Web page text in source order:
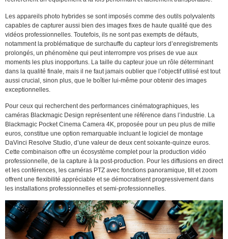
Les appareils photo hybrides se sont imposés comme des outils polyvalents
capables de capturer aussi bien des images fixes de haute qualité que des
vidéos professionnelles. Toutefois, ils ne sont pas exempts de défauts,
notamment la problématique de surchauffe du capteur lors d’enregistrements
prolongés, un phénomène qui peut interrompre vos prises de vue aux
moments les plus inopportuns. La taille du capteur joue un rôle déterminant
dans la qualité finale, mais il ne faut jamais oublier que l’objectif utilisé est tout
aussi crucial, sinon plus, que le boîtier lui-même pour obtenir des images
exceptionnelles.
Pour ceux qui recherchent des performances cinématographiques, les
caméras Blackmagic Design représentent une référence dans l’industrie. La
Blackmagic Pocket Cinema Camera 4K, proposée pour un peu plus de mille
euros, constitue une option remarquable incluant le logiciel de montage
DaVinci Resolve Studio, d’une valeur de deux cent soixante-quinze euros.
Cette combinaison offre un écosystème complet pour la production vidéo
professionnelle, de la capture à la post-production. Pour les diffusions en direct
et les conférences, les caméras PTZ avec fonctions panoramique, tilt et zoom
offrent une flexibilité appréciable et se démocratisent progressivement dans
les installations professionnelles et semi-professionnelles.